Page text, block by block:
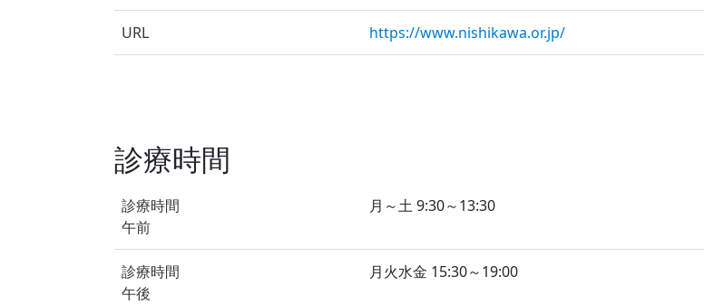
URL https://www.nishikawa.or.jp/
診療時間
診療時間
午前
月～土 9:30～13:30
診療時間
午後
月火水金 15:30～19:00